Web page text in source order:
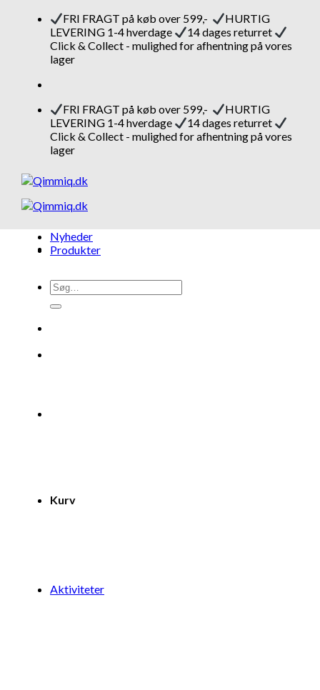
Fortsæt
FRI FRAGT på køb over 599,-
HURTIG
LEVERING 1-4 hverdage
14 dages returret
Click & Collect - mulighed for afhentning på vores
lager
FRI FRAGT på køb over 599,-
HURTIG
LEVERING 1-4 hverdage
14 dages returret
Click & Collect - mulighed for afhentning på vores
lager
Søg
efter:
Kurv
Nyheder
Produkter
Aktiviteter